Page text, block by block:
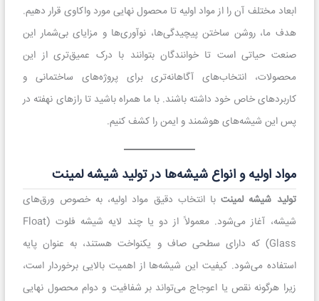
ابعاد مختلف آن را از مواد اولیه تا محصول نهایی مورد واکاوی قرار دهیم.
هدف ما، روشن ساختن پیچیدگی‌ها، نوآوری‌ها و مزایای بی‌شمار این
صنعت حیاتی است تا خوانندگان بتوانند با درک عمیق‌تری از این
محصولات، انتخاب‌های آگاهانه‌تری برای پروژه‌های ساختمانی و
کاربردهای خاص خود داشته باشند. با ما همراه باشید تا رازهای نهفته در
پس این شیشه‌های هوشمند و ایمن را کشف کنیم.
مواد اولیه و انواع شیشه‌ها در تولید شیشه لمینت
تولید شیشه لمینتبا انتخاب دقیق مواد اولیه، به خصوص ورق‌های
شیشه، آغاز می‌شود. معمولاً از دو یا چند لایه شیشه فلوت (Float
Glass) که دارای سطحی صاف و یکنواخت هستند، به عنوان پایه
استفاده می‌شود. کیفیت این شیشه‌ها از اهمیت بالایی برخوردار است،
زیرا هرگونه نقص یا اعوجاج می‌تواند بر شفافیت و دوام محصول نهایی